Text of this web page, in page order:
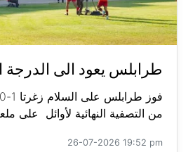
طرابلس يعود الى الدرجة
من التصفية النهائية لأوائل على
26-07-2026 19:52 pm